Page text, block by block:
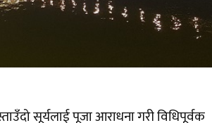
सूर्यलाई पूजा आराधना गरी विधिपूर्वक